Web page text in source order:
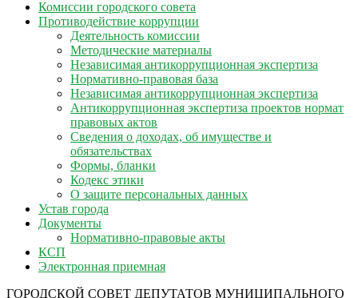
Комиссии городского совета
Противодействие коррупции
Деятельность комиссии
Методические материалы
Независимая антикоррупционная экспертиза
Нормативно-правовая база
Независимая антикоррупционная экспертиза
Антикоррупционная экспертиза проектов нормат
правовых актов
Сведения о доходах, об имуществе и
обязательствах
Формы, бланки
Кодекс этики
О защите персональных данных
Устав города
Документы
Нормативно-правовые акты
КСП
Электронная приемная
ГОРОДСКОЙ СОВЕТ ДЕПУТАТОВ МУНИЦИПАЛЬНОГО